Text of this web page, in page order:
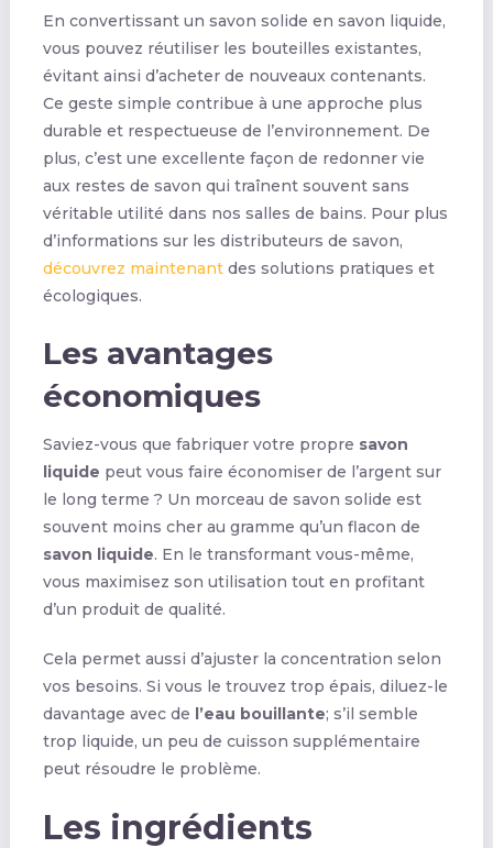
En convertissant un savon solide en savon liquide,
vous pouvez réutiliser les bouteilles existantes,
évitant ainsi d’acheter de nouveaux contenants.
Ce geste simple contribue à une approche plus
durable et respectueuse de l’environnement. De
plus, c’est une excellente façon de redonner vie
aux restes de savon qui traînent souvent sans
véritable utilité dans nos salles de bains. Pour plus
d’informations sur les distributeurs de savon,
découvrez maintenantdes solutions pratiques et
écologiques.
Les avantages
économiques
Saviez-vous que fabriquer votre propre savon
liquide peut vous faire économiser de l’argent sur
le long terme ? Un morceau de savon solide est
souvent moins cher au gramme qu’un flacon de
savon liquide. En le transformant vous-même,
vous maximisez son utilisation tout en profitant
d’un produit de qualité.
Cela permet aussi d’ajuster la concentration selon
vos besoins. Si vous le trouvez trop épais, diluez-le
davantage avec de l’eau bouillante; s’il semble
trop liquide, un peu de cuisson supplémentaire
peut résoudre le problème.
Les ingrédients